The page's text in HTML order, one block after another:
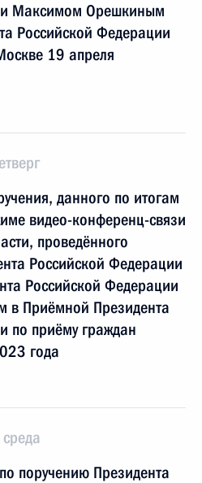
Максимом Орешкиным
Российской Федерации
19 апреля
данного по итогам
видео-конференц-связи
проведённого
Российской Федерации
Российской Федерации
Приёмной Президента
по приёму граждан
года
поручению Президента